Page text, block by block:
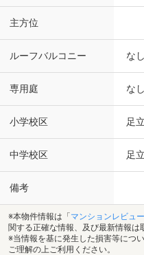
主方位
ルーフバルコニー なし
専用庭 なし
小学校区 足
中学校区 足
備考
※本物件情報は「 マンションレビュー
関する正確な情報、及び最新情報は
※当情報を基に発生した損害等につ
ご理解の上ご利用ください。